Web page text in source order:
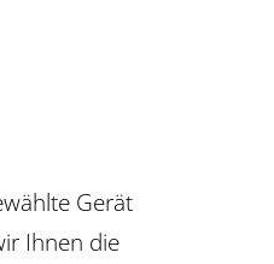
Gerät
Ihnen die